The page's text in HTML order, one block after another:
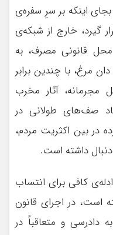
اینکه بر سرِ سفره‌ی
گیرد، خارج از شبکه‌ی
قانونی مصرف، به
مرغ، با چندین برابر
آثار مخرب
صف‌های طولانی در
در بین اکثریت مردم،
دنبال داشته است.
کافی برای انتساب
است، در اجرای قانون
دادرسی و متعاقباً در